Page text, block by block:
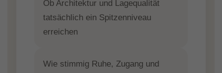
Ob Architektur und Lagequalität
tatsächlich ein Spitzenniveau
erreichen
Wie stimmig Ruhe, Zugang und